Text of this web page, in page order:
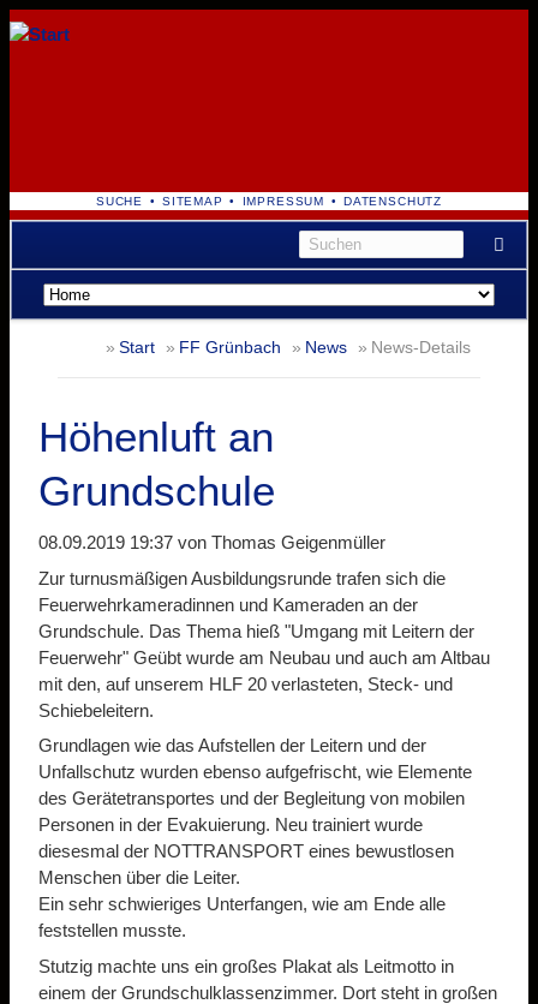
NAVIGATION
ÜBERSPRINGEN
SUCHE SITEMAP IMPRESSUM DATENSCHUTZ
Navigation
überspringen
Start FF Grünbach News News-Details
Höhenluft an
Grundschule
08.09.2019 19:37 von Thomas Geigenmüller
Zur turnusmäßigen Ausbildungsrunde trafen sich die
Feuerwehrkameradinnen und Kameraden an der
Grundschule. Das Thema hieß "Umgang mit Leitern der
Feuerwehr" Geübt wurde am Neubau und auch am Altbau
mit den, auf unserem HLF 20 verlasteten, Steck- und
Schiebeleitern.
Grundlagen wie das Aufstellen der Leitern und der
Unfallschutz wurden ebenso aufgefrischt, wie Elemente
des Gerätetransportes und der Begleitung von mobilen
Personen in der Evakuierung. Neu trainiert wurde
diesesmal der NOTTRANSPORT eines bewustlosen
Menschen über die Leiter.
Ein sehr schwieriges Unterfangen, wie am Ende alle
feststellen musste.
Stutzig machte uns ein großes Plakat als Leitmotto in
einem der Grundschulklassenzimmer. Dort steht in großen